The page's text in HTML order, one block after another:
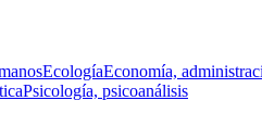
EcologíaEconomía,
Psicología, psicoanálisis